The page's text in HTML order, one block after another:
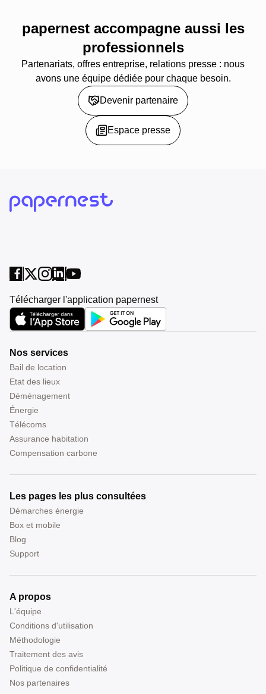
papernest accompagne aussi les
professionnels
Partenariats, offres entreprise, relations presse : nous
avons une équipe dédiée pour chaque besoin.
Devenir partenaire
Espace presse
Télécharger l'application papernest
Nos services
Bail de location
Etat des lieux
Déménagement
Énergie
Télécoms
Assurance habitation
Compensation carbone
Les pages les plus consultées
Démarches énergie
Box et mobile
Blog
Support
A propos
L'équipe
Conditions d'utilisation
Méthodologie
Traitement des avis
Politique de confidentialité
Nos partenaires